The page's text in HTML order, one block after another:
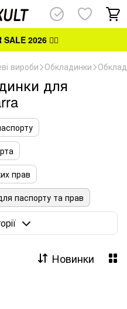
SALE 2026👈🏻
вироби Обкладинки
для
прав
паспорту та прав
Новинки